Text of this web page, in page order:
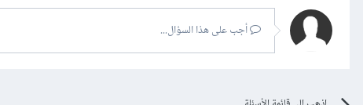
أجب على هذا السؤال...